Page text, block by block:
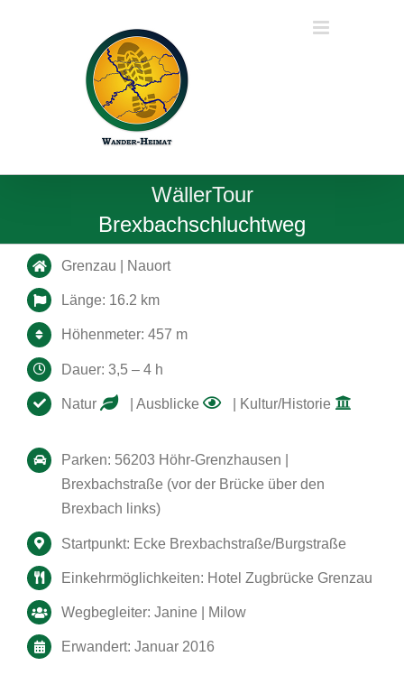
WällerTour
Brexbachschluchtweg
Grenzau | Nauort
Länge: 16.2 km
Höhenmeter: 457 m
Dauer: 3,5 – 4 h
Natur | Ausblicke | Kultur/Historie
Parken: 56203 Höhr-Grenzhausen |
Brexbachstraße (vor der Brücke über den
Brexbach links)
Startpunkt: Ecke Brexbachstraße/Burgstraße
Einkehrmöglichkeiten: Hotel Zugbrücke Grenzau
Wegbegleiter: Janine | Milow
Erwandert: Januar 2016